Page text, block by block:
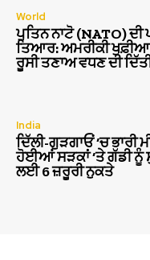
World
ਪੁਤਿਨ ਨਾਟੋ (NATO)
ਤਿਆਰ: ਅਮਰੀਕੀ
ਰੂਸੀ ਤਣਾਅ ਵਧਣ ਦੀ
India
ਦਿੱਲੀ-ਗੁੜਗਾਓਂ ‘ਚ ਭਾਰੀ
ਹੋਈਆਂ ਸੜਕਾਂ ‘ਤੇ ਗੱਡੀ ਨੂੰ
ਲਈ 6 ਜ਼ਰੂਰੀ ਨੁਕਤੇ